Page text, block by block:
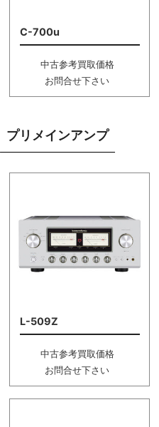
C-700u
中古参考買取価格
お問合せ下さい
プリメインアンプ
L-509Z
中古参考買取価格
お問合せ下さい